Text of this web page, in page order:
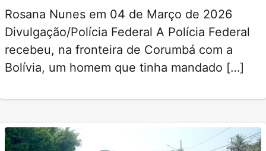
Rosana Nunes em 04 de Março de 2026
Divulgação/Polícia Federal A Polícia Federal
recebeu, na fronteira de Corumbá com a
Bolívia, um homem que tinha mandado […]